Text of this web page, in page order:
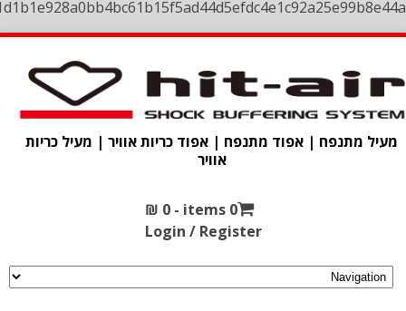
מעיל מתנפח | אפוד מתנפח | אפוד כריות אוויר | מעיל כריות
אוויר
0 items -
₪ 0
Login / Register